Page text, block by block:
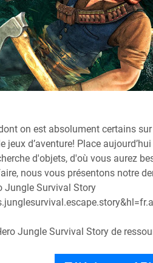
on est absolument certains
jeux d’aventure! Place
d'objets, d'où vous aurez
nous vous présentons notre
Jungle Survival Story
Jungle Survival Story de